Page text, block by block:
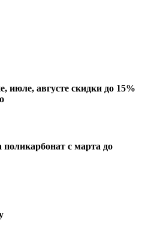
июле, августе скидки до 15%
поликарбонат с марта до